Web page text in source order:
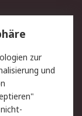
zur
und